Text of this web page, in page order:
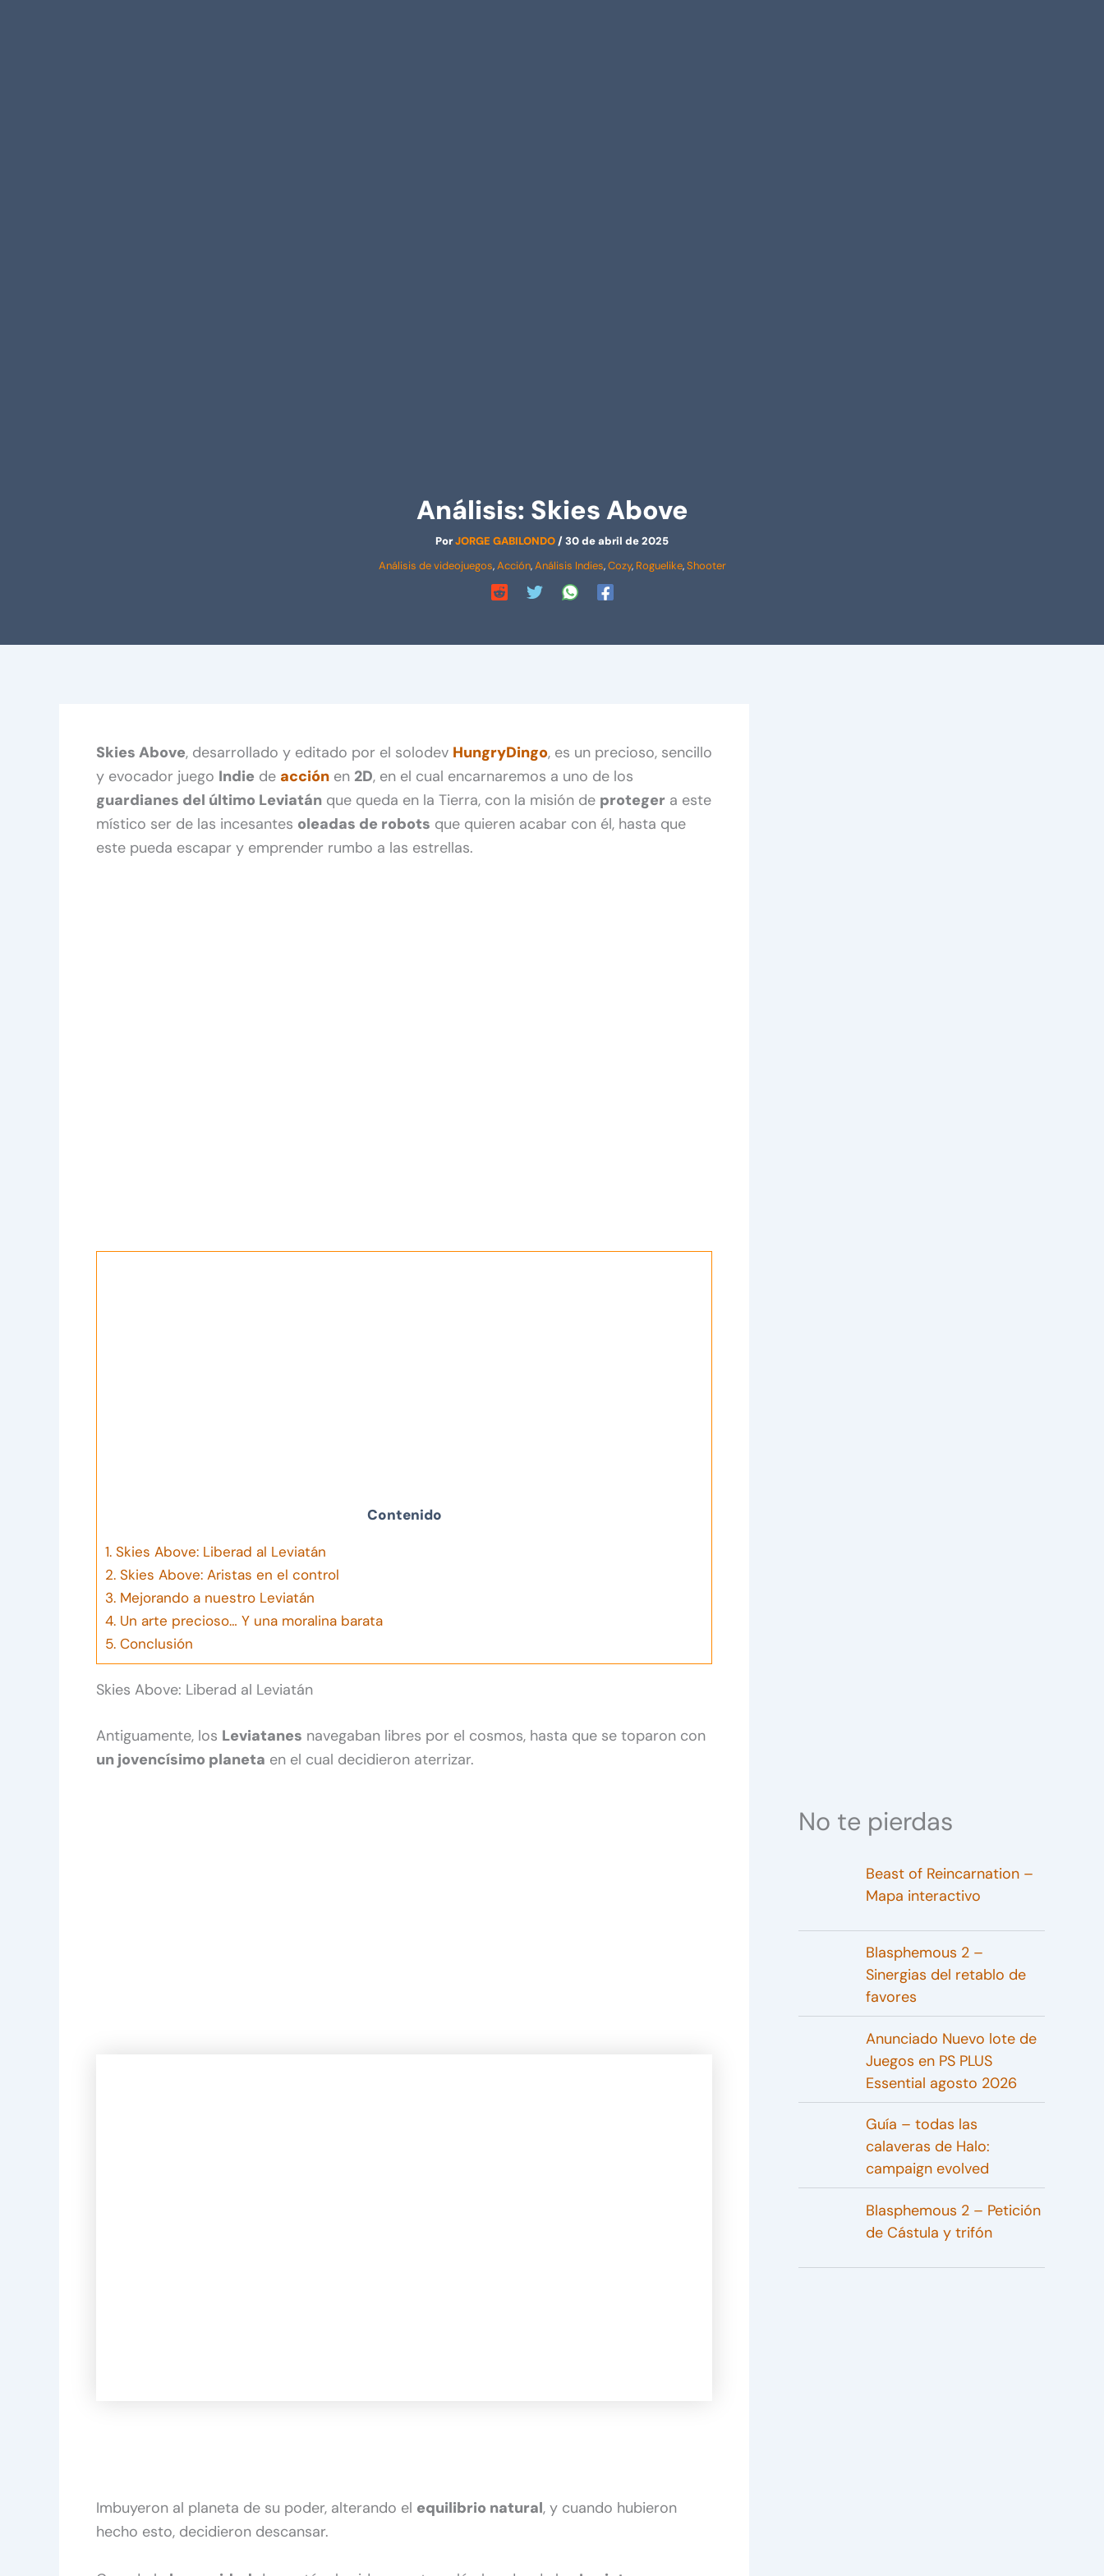
Análisis: Skies Above
PorJORGE GABILONDO/30 de abril de 2025
Análisis de videojuegos,Acción,Análisis Indies,Cozy, Roguelike,Shooter
Skies Above, desarrollado y editado por el solodev HungryDingo, es un precioso, sencillo
y evocador juego Indie de acción en 2D, en el cual encarnaremos a uno de los
guardianes del último Leviatán que queda en la Tierra, con la misión de proteger a este
místico ser de las incesantes oleadas de robots que quieren acabar con él, hasta que
este pueda escapar y emprender rumbo a las estrellas.
Contenido
1. Skies Above: Liberad al Leviatán
2. Skies Above: Aristas en el control
3. Mejorando a nuestro Leviatán
4. Un arte precioso… Y una moralina barata
5. Conclusión
Skies Above: Liberad al Leviatán
Antiguamente, los Leviatanes navegaban libres por el cosmos, hasta que se toparon con
un jovencísimo planeta en el cual decidieron aterrizar.
Imbuyeron al planeta de su poder, alterando el equilibrio natural, y cuando hubieron
hecho esto, decidieron descansar.
No te pierdas
Beast of Reincarnation –
Mapa interactivo
Blasphemous 2 –
Sinergias del retablo de
favores
Anunciado Nuevo lote de
Juegos en PS PLUS
Essential agosto 2026
Guía – todas las
calaveras de Halo:
campaign evolved
Blasphemous 2 – Petición
de Cástula y trifón